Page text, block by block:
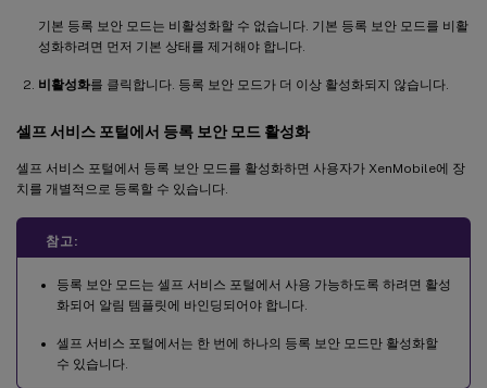
기본 등록 보안 모드는 비활성화할 수 없습니다. 기본 등록 보안 모드를 비활
성화하려면 먼저 기본 상태를 제거해야 합니다.
비활성화를 클릭합니다. 등록 보안 모드가 더 이상 활성화되지 않습니다.
셀프 서비스 포털에서 등록 보안 모드 활성화
셀프 서비스 포털에서 등록 보안 모드를 활성화하면 사용자가 XenMobile에 장
치를 개별적으로 등록할 수 있습니다.
참고:
등록 보안 모드는 셀프 서비스 포털에서 사용 가능하도록 하려면 활성
화되어 알림 템플릿에 바인딩되어야 합니다.
셀프 서비스 포털에서는 한 번에 하나의 등록 보안 모드만 활성화할
수 있습니다.